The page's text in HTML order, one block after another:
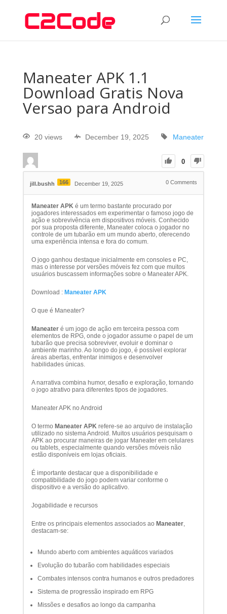
Maneater APK 1.1
Download Gratis Nova
Versao para Android
20 views December 19, 2025 Maneater
0
jill.bushh 166 December 19, 2025 0 Comments
Maneater APKé um termo bastante procurado por
jogadores interessados em experimentar o famoso jogo de
ação e sobrevivência em dispositivos móveis. Conhecido
por sua proposta diferente, Maneater coloca o jogador no
controle de um tubarão em um mundo aberto, oferecendo
uma experiência intensa e fora do comum.
O jogo ganhou destaque inicialmente em consoles e PC,
mas o interesse por versões móveis fez com que muitos
usuários buscassem informações sobre o Maneater APK.
Download : Maneater APK
O que é Maneater?
Maneateré um jogo de ação em terceira pessoa com
elementos de RPG, onde o jogador assume o papel de um
tubarão que precisa sobreviver, evoluir e dominar o
ambiente marinho. Ao longo do jogo, é possível explorar
áreas abertas, enfrentar inimigos e desenvolver
habilidades únicas.
A narrativa combina humor, desafio e exploração, tornando
o jogo atrativo para diferentes tipos de jogadores.
Maneater APK no Android
O termo Maneater APKrefere-se ao arquivo de instalação
utilizado no sistema Android. Muitos usuários pesquisam o
APK ao procurar maneiras de jogar Maneater em celulares
ou tablets, especialmente quando versões móveis não
estão disponíveis em lojas oficiais.
É importante destacar que a disponibilidade e
compatibilidade do jogo podem variar conforme o
dispositivo e a versão do aplicativo.
Jogabilidade e recursos
Entre os principais elementos associados ao Maneater,
destacam-se:
Mundo aberto com ambientes aquáticos variados
Evolução do tubarão com habilidades especiais
Combates intensos contra humanos e outros predadores
Sistema de progressão inspirado em RPG
Missões e desafios ao longo da campanha